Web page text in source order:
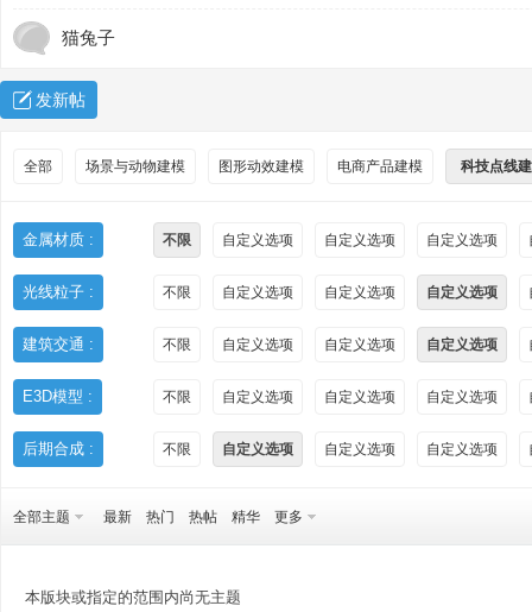
猫兔子
发新帖
全部 场景与动物建模 图形动效建模 电商产品建模 科技点线
金属材质 : 不限 自定义选项 自定义选项 自定义选项
光线粒子 : 不限 自定义选项 自定义选项 自定义选项
建筑交通 : 不限 自定义选项 自定义选项 自定义选项
E3D模型 : 不限 自定义选项 自定义选项 自定义选项
后期合成 : 不限 自定义选项 自定义选项 自定义选项
全部主题 最新 热门 热帖 精华 更多
本版块或指定的范围内尚无主题